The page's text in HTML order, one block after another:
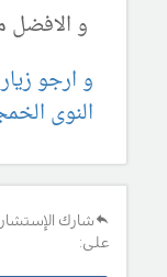
و الافضل
و ارجو
النوى
شارك
على: